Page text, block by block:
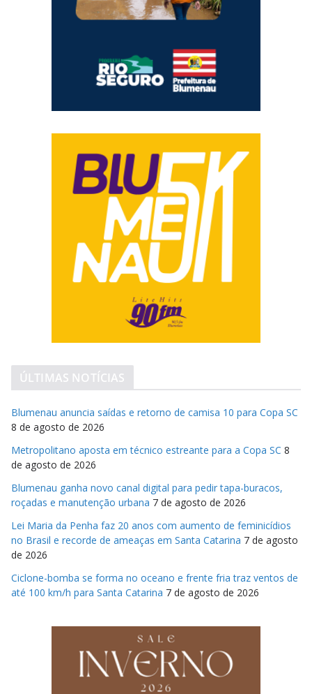
ÚLTIMAS NOTÍCIAS
Blumenau anuncia saídas e retorno de camisa 10 para Copa SC
8 de agosto de 2026
Metropolitano aposta em técnico estreante para a Copa SC 8
de agosto de 2026
Blumenau ganha novo canal digital para pedir tapa-buracos,
roçadas e manutenção urbana 7 de agosto de 2026
Lei Maria da Penha faz 20 anos com aumento de feminicídios
no Brasil e recorde de ameaças em Santa Catarina 7 de agosto
de 2026
Ciclone-bomba se forma no oceano e frente fria traz ventos de
até 100 km/h para Santa Catarina 7 de agosto de 2026